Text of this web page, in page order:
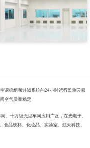
调机组和过滤系统的24小时运行监测云服
空气质量稳定
、十万级无尘车间应用广泛，在光电子、
食品饮料、化妆品、实验室、航天科技、